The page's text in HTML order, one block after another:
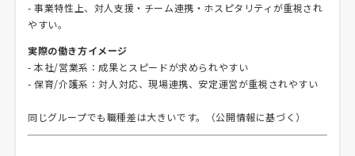
- 事業特性上、対人支援・チーム連携・ホスピタリティが重視され
やすい。
実際の働き方イメージ
- 本社/営業系：成果とスピードが求められやすい
- 保育/介護系：対人対応、現場連携、安定運営が重視されやすい
同じグループでも職種差は大きいです。（公開情報に基づく）